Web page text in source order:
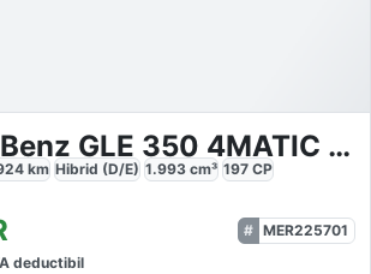
Mercedes-Benz GLE 350 4MATIC AMG Sport Night Pano AHK
km Hibrid (D/E) 1.993 cm³ 197 CP
MER225701
deductibil